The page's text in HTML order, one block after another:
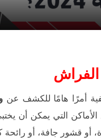
أمرًا هامًا للكشف عن
التي يمكن أن
أو قشور جافة، أو رائحة